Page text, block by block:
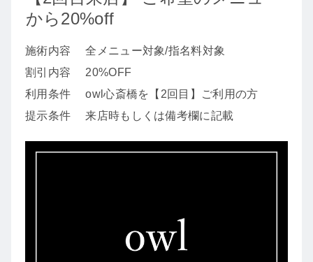
から20%off
施術内容
全メニュー対象/指名料対象
割引内容
20%OFF
利用条件
owl心斎橋を【2回目】ご利用の方
提示条件
来店時もしくは備考欄に記載